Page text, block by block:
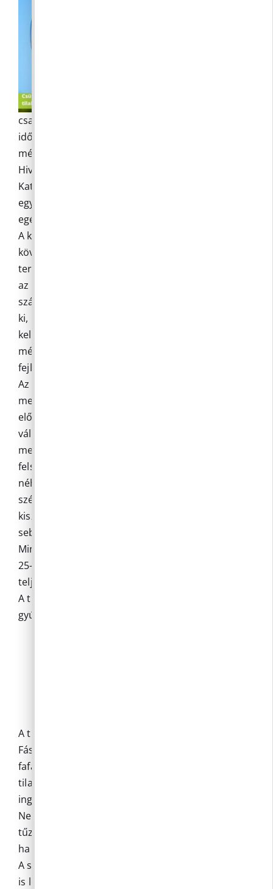
csapadékhiány és az országot sújtó kánikulai
időjárás okozta fokozott tűzkockázatot
mérlegelve, a Nemzeti Élelmiszerlánc-biztonsági
Hivatal (Nébih) a BM Országos
Katasztrófavédelmi Főigazgatóságának
egyetértésével, 2026. június 25-től az ország
egész területén tűzgyújtási tilalmat rendel el.
A kánikula és az elhúzódó csapadékhiány
következtében mostanra az ország egész
területén kiszáradt a biomassza az erdőkben és
az azokkal szomszédos területeken. Az extrém
száraz biomassza miatt gyors tűzterjedés alakul
ki, már kisebb szél esetén is, ezért megnő a
keletkező tüzek intenzitása, amik akár 15-30
méteres lángmagasságú koronatűzzé is
fejlődhetnek.
Az elkövetkező időszakban sem várható elegendő
mennyiségű csapadék. A helyenként esetlegesen
előforduló kis mértékű esőzés nem jelent
változást a fokozott tűzkockázatban. A kis
mennyiségű eső ugyanis az erdőkben le sem ér a
felszínre, nyílt területen pedig a szél és napsütés
néhány óra alatt felszárítja. A helyenként erősödő
szél ráadásul tovább növeli a biomassza
kiszáradását és a keletkező tüzek terjedési
sebességét.
Mindezek figyelembevételével a hatóság június
25-től tűzgyújtási tilalmat rendel el Magyarország
teljes területén.
A tűzgyújtási tilalom ideje alatt tilos tüzet
gyújtani:
A tilalom a kijelölt tűzrakóhelyekre is vonatkozik.
Fásításnak minősül külterületen minden erdei
fafajjal, faállománnyal borított terület, így a
tilalom gyakorlatilag azt jelenti, hogy külterületi
ingatlanon tilos tüzet gyújtani!
Nem minősül tűzgyújtásnak a gáz égőfej és a zárt
tűzterű sütő-, főző-, melegítő eszköz alkalmazása,
ha az megfelelő szikrafogóval van ellátva.
A saját tulajdonú belterületi kertekben továbbra
is lehet bográcsozni, grillezni. Kifejezetten